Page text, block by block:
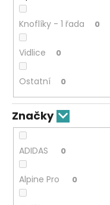
Knoflíky - 1 řada 0
Vidlice 0
Ostatní 0
Značky
ADIDAS 0
Alpine Pro 0